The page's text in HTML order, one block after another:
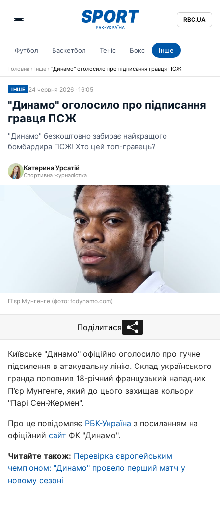
RBC.UA
Футбол Баскетбол Теніс Бокс Інше
Головна › Інше › "Динамо" оголосило про підписання гравця ПСЖ
ІНШЕ 24 червня 2026 · 16:05
"Динамо" оголосило про підписання
гравця ПСЖ
"Динамо" безкоштовно забирає найкращого
бомбардира ПСЖ! Хто цей топ-гравець?
Катерина Урсатій
Спортивна журналістка
П'єр Мунгенге (фото: fcdynamo.com)
Поділитися
Київське "Динамо" офіційно оголосило про гучне
підсилення в атакувальну лінію. Склад українського
гранда поповнив 18-річний французький нападник
П’єр Мунгенге, який до цього захищав кольори
"Парі Сен-Жермен".
Про це повідомляє РБК-Україна з посиланням на
офіційний сайт ФК "Динамо".
Читайте також: Перевірка європейським
чемпіоном: "Динамо" провело перший матч у
новому сезоні